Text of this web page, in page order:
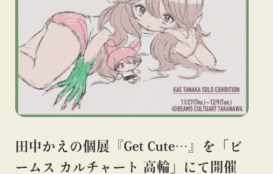
#BEAMS T
#bPrビームス
#Bギャラリー
#TOKYO CULTUART by BEAMS
#Tシャツ
#アート
#アートが生まれるところ
#アートフェア #アイドル
#アニメ
#エンタメ #ギャラリー #グッズ
#デザイン
#ビームス カルチャー ト 高輪
#ビームス ジャパン
#ファッション
#フェニカ #マンガ
#モノ・カルチャ
#ライブ
#レコード #写真 #抽選販売 #漫画
#絵画
#美術館 #言葉 #連載 #音楽
田中かえの個展『Get Cute…』を「ビ
ームス カルチャート 高輪」にて開催